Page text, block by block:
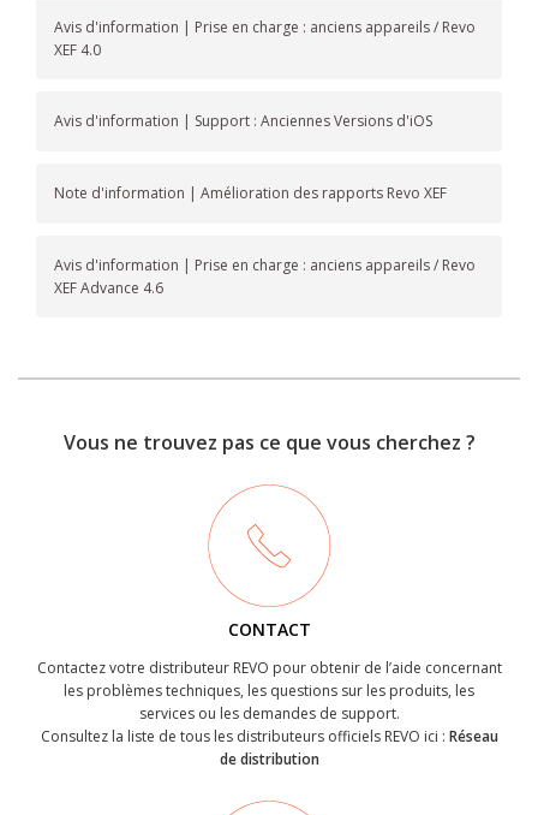
Avis d'information | Prise en charge : anciens appareils / Revo
XEF 4.0
Avis d'information | Support : Anciennes Versions d'iOS
Note d'information | Amélioration des rapports Revo XEF
Avis d'information | Prise en charge : anciens appareils / Revo
XEF Advance 4.6
Vous ne trouvez pas ce que vous cherchez ?
CONTACT
Contactez votre distributeur REVO pour obtenir de l’aide concernant
les problèmes techniques, les questions sur les produits, les
services ou les demandes de support.
Consultez la liste de tous les distributeurs officiels REVO ici : Réseau
de distribution